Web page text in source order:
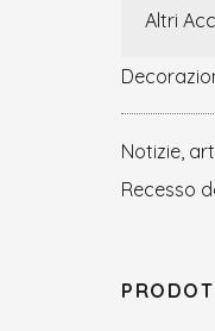
Altri
Notizie,
Recesso